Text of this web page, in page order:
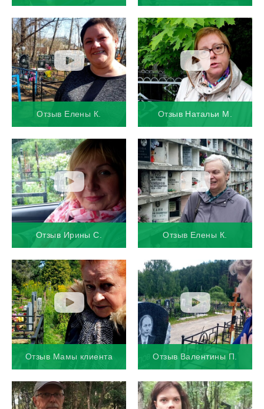
Отзыв Елены К. Отзыв Натальи М.
Отзыв Ирины С. Отзыв Елены К.
Отзыв Мамы клиента Отзыв Валентины П.